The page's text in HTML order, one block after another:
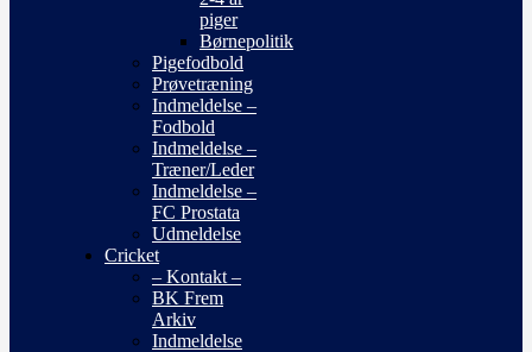
piger
Børnepolitik
Pigefodbold
Prøvetræning
Indmeldelse –
Fodbold
Indmeldelse –
Træner/Leder
Indmeldelse –
FC Prostata
Udmeldelse
Cricket
– Kontakt –
BK Frem
Arkiv
Indmeldelse